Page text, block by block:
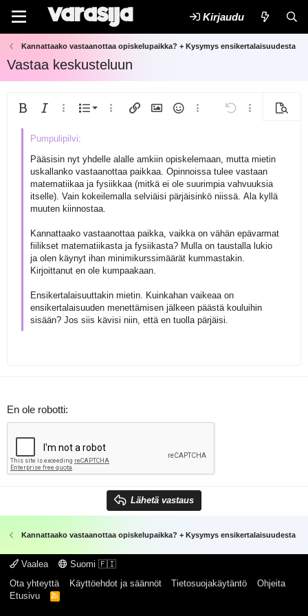
Kirjaudu
Kannattaako vastaanottaa opiskelupaikka? + Kysymys ensikertalaisuudesta
Vastaa keskusteluun
LihavoituKursivoitu
Lisää vaihtoehtoja...
Lista
Järjestetty lista
Sisennys
Ulonna
Lisää vaihtoehtoja...
Lisää linkki
Lisää kuva
HymiötLisää vaihtoehtoja...
KumoaLisää
Fontin koko
9
10
12
15
22
26
Tekstin väri
Kirjasintyyli
Book Antiqua
Courier New
Georgia
Times New Roman
Trebuchet MS
OjennusTasaa vasemmalle
Keskitä
Tasaa oikealle
Justify text
Kappalemuoto
Normal
Heading 1
Heading 2
Heading 3
Lisää GIF
LainausLisää video/media
Lisää taulukko
Uudelleen
Vaihda BB-koodiin tai pois
Poista muotoilu
Luonnokset
Poista luonnos
Pääsisin nyt yhdelle alalle amkiin opiskelemaan, mutta mietin
uskallanko vastaanottaa paikkaa. Opinnoissa tulee vastaan
matematiikaa ja fysiikkaa (mitkä ei ole suurimpia vahvuuksia
itselle). Vain kokeilemalla selviäisi pärjäisinkö niissä. Ala kyllä
muuten kiinnostaa.
Kannattaako vastaanottaa paikka, vaikka on vähän epävarmat
fiilikset matematiikasta ja fysiikasta? Mulla on taustalla lukio
ja olen käynyt ihan minimikurssimäärät kummastakin.
Kirjoittanut en ole kumpaakaan.
Ensikertalaisuuttakin mietin. Kuinkahan vaikeaa on
ensikertalaisuuden menettämisen jälkeen päästä kouluihin
sisään? Jos siis kävisi niin, että en tuolla pärjäisi.
En ole robotti
Lähetä vastaus
Kannattaako vastaanottaa opiskelupaikka? + Kysymys ensikertalaisuudesta
Vaalea
Suomi 🇫🇮
Ota yhteyttä
Käyttöehdot ja säännöt Tietosuojakäytäntö
Ohjeita
Etusivu
R